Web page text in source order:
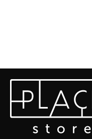
Odebírat
Vložte svůj e-mail a
nových produktech